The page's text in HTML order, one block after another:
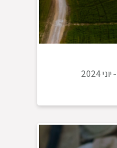
-יוני 2024